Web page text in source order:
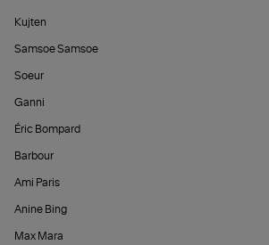
Kujten
Samsoe Samsoe
Soeur
Ganni
Éric Bompard
Barbour
Ami Paris
Anine Bing
Max Mara